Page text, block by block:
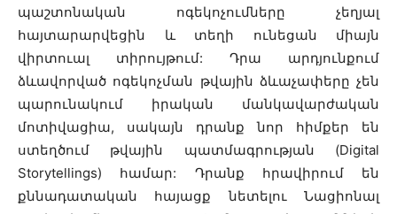
պաշտոնական ոգեկոչումները չեղյալ
հայտարարվեցին և տեղի ունեցան միայն
վիրտուալ տիրույթում: Դրա արդյունքում
ձևավորված ոգեկոչման թվային ձևաչափերը չեն
պարունակում իրական մանկավարժական
մոտիվացիա, սակայն դրանք նոր հիմքեր են
ստեղծում թվային պատմագրության (Digital
Storytellings) համար: Դրանք հրավիրում են
քննադատական ​​հայացք նետելու Նացիոնալ